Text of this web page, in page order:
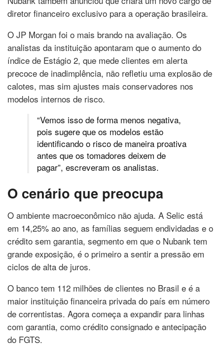
diretor financeiro exclusivo para a operação brasileira.
O JP Morgan foi o mais brando na avaliação. Os
analistas da instituição apontaram que o aumento do
índice de Estágio 2, que mede clientes em alerta
precoce de inadimplência, não refletiu uma explosão de
calotes, mas sim ajustes mais conservadores nos
modelos internos de risco.
“Vemos isso de forma menos negativa,
pois sugere que os modelos estão
identificando o risco de maneira proativa
antes que os tomadores deixem de
pagar”, escreveram os analistas.
O cenário que preocupa
O ambiente macroeconômico não ajuda. A Selic está
em 14,25% ao ano, as famílias seguem endividadas e o
crédito sem garantia, segmento em que o Nubank tem
grande exposição, é o primeiro a sentir a pressão em
ciclos de alta de juros.
O banco tem 112 milhões de clientes no Brasil e é a
maior instituição financeira privada do país em número
de correntistas. Agora começa a expandir para linhas
com garantia, como crédito consignado e antecipação
do FGTS.